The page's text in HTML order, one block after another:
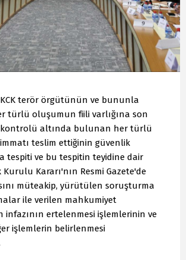
KCK terör örgütünün ve bununla
türlü oluşumun fiili varlığına son
kontrolü altında bulunan her türlü
teslim ettiğinin güvenlik
tespiti ve bu tespitin teyidine dair
Kararı'nın Resmi Gazete'de
müteakip, yürütülen soruşturma
ile verilen mahkumiyet
infazının ertelenmesi işlemlerinin ve
işlemlerin belirlenmesi